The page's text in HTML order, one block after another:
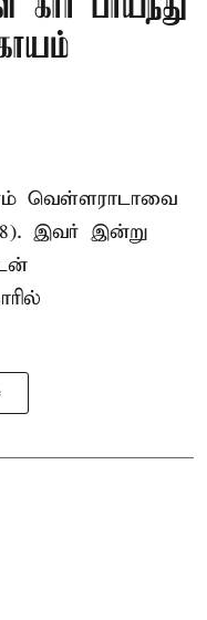
கார் பாய்ந்து
வெள்ளராடாவை
இவர் இன்று